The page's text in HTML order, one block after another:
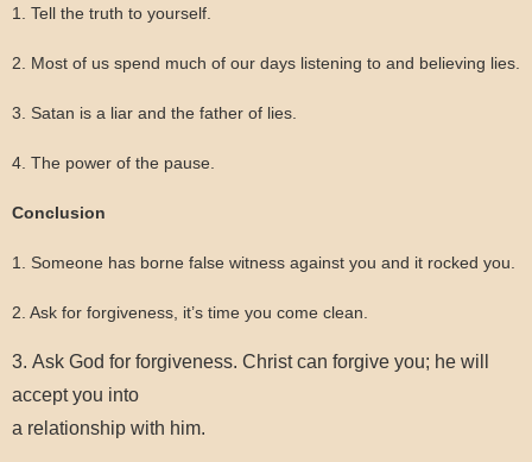
1. Tell the truth to yourself.
2. Most of us spend much of our days listening to and believing lies.
3. Satan is a liar and the father of lies.
4. The power of the pause.
Conclusion
1. Someone has borne false witness against you and it rocked you.
2. Ask for forgiveness, it’s time you come clean.
3. Ask God for forgiveness. Christ can forgive you; he will
accept you into
a relationship with him.